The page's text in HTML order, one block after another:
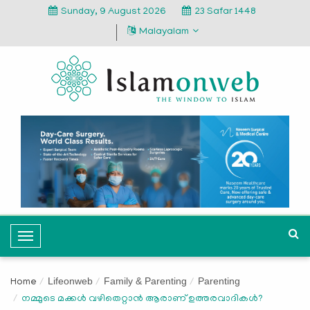
Sunday, 9 August 2026
23 Safar 1448
Malayalam
T
o
g
l
Home Lifeonweb Family & Parenting Parenting
നമ്മുടെ മക്കള്‍ വഴിതെറ്റാന്‍ ആരാണ് ഉത്തരവാദികള്‍?